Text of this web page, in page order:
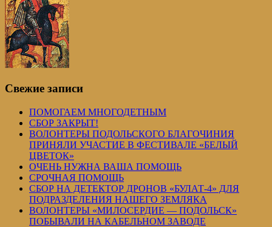
Свежие записи
ПОМОГАЕМ МНОГОДЕТНЫМ
СБОР ЗАКРЫТ!
ВОЛОНТЕРЫ ПОДОЛЬСКОГО БЛАГОЧИНИЯ
ПРИНЯЛИ УЧАСТИЕ В ФЕСТИВАЛЕ «БЕЛЫЙ
ЦВЕТОК»
ОЧЕНЬ НУЖНА ВАША ПОМОЩЬ
СРОЧНАЯ ПОМОЩЬ
СБОР НА ДЕТЕКТОР ДРОНОВ «БУЛАТ-4» ДЛЯ
ПОДРАЗДЕЛЕНИЯ НАШЕГО ЗЕМЛЯКА
ВОЛОНТЕРЫ «МИЛОСЕРДИЕ — ПОДОЛЬСК»
ПОБЫВАЛИ НА КАБЕЛЬНОМ ЗАВОДЕ